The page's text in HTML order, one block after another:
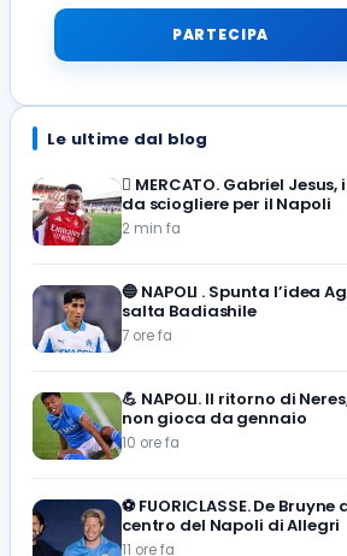
PARTECIPA
Le ultime dal blog
🪎 MERCATO. Gabriel Jesus,
da sciogliere per il Napoli
2 min fa
🔵 NAPOLI . Spunta l’idea
salta Badiashile
7 ore fa
💪 NAPOLI. Il ritorno di
non gioca da gennaio
10 ore fa
⚽️ FUORICLASSE. De Bruyne
centro del Napoli di Allegri
11 ore fa